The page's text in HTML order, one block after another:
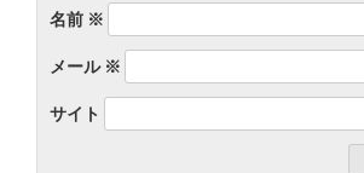
名前 ※
メール※
サイト